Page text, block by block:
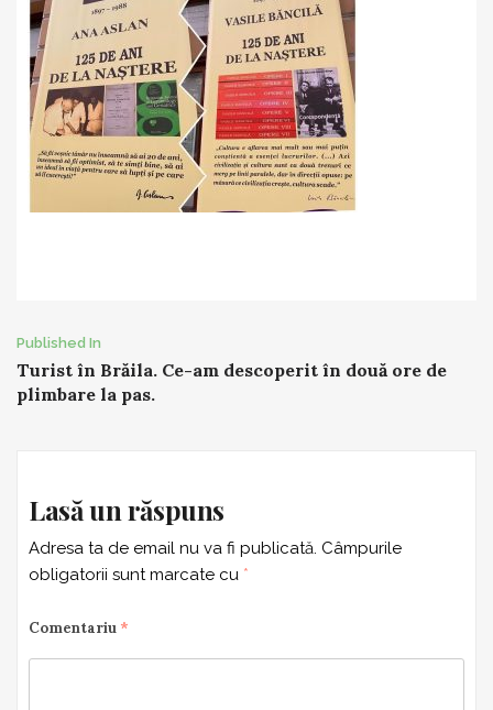
Post
navigation
Published In
Turist în Brăila. Ce-am descoperit în două ore de
plimbare la pas.
Lasă un răspuns
Adresa ta de email nu va fi publicată. Câmpurile
obligatorii sunt marcate cu *
Comentariu *